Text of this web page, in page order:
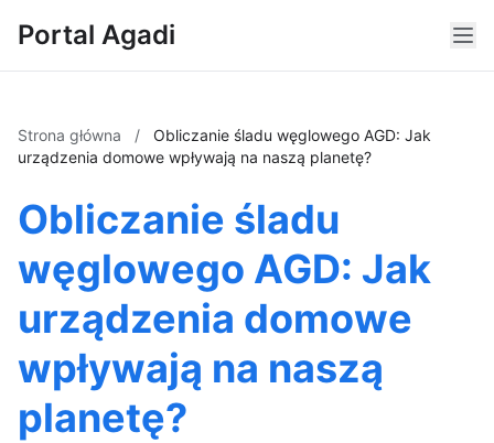
Portal Agadi
Strona główna /
Obliczanie śladu węglowego AGD: Jak
urządzenia domowe wpływają na naszą planetę?
Obliczanie śladu
węglowego AGD: Jak
urządzenia domowe
wpływają na naszą
planetę?